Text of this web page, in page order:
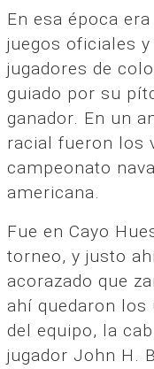
En esa época
juegos oficiales
jugadores de
guiado por su
ganador. En un
racial fueron los
campeonato
americana.
Fue en Cayo
torneo, y justo
acorazado que
ahí quedaron los
del equipo, la
jugador John H.